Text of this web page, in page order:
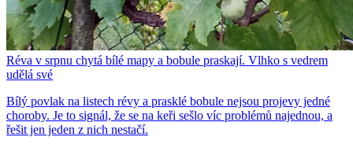
Réva v srpnu chytá bílé mapy a bobule praskají. Vlhko s vedrem
udělá své
Bílý povlak na listech révy a prasklé bobule nejsou projevy jedné
choroby. Je to signál, že se na keři sešlo víc problémů najednou, a
řešit jen jeden z nich nestačí.